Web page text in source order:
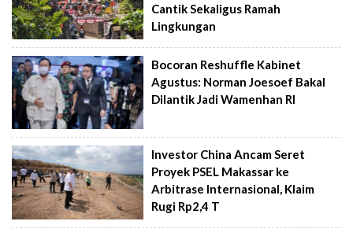
Cantik Sekaligus Ramah
Lingkungan
Bocoran Reshuffle Kabinet
Agustus: Norman Joesoef Bakal
Dilantik Jadi Wamenhan RI
Investor China Ancam Seret
Proyek PSEL Makassar ke
Arbitrase Internasional, Klaim
Rugi Rp2,4 T